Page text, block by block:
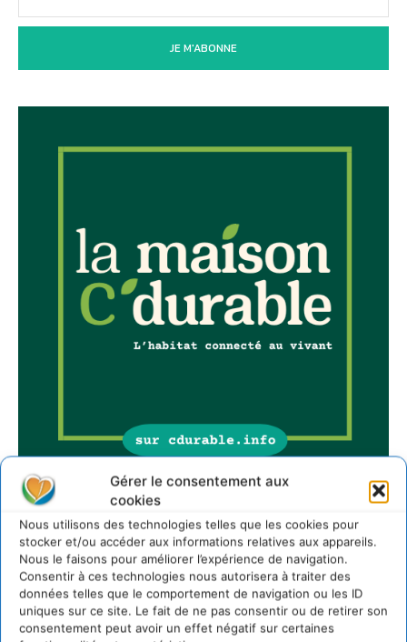
Gérer le consentement aux
cookies
Nous utilisons des technologies telles que les cookies pour
stocker et/ou accéder aux informations relatives aux appareils.
Nous le faisons pour améliorer l’expérience de navigation.
Consentir à ces technologies nous autorisera à traiter des
données telles que le comportement de navigation ou les ID
uniques sur ce site. Le fait de ne pas consentir ou de retirer son
consentement peut avoir un effet négatif sur certaines
JE M'ABONNE
Sur Cdurable
Comment le sol français a perdu sa mémoire
hydrique et déréglé tout le territoire (2020-2026)
2 août 2026